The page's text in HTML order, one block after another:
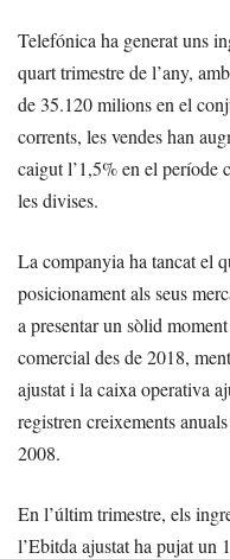
Telefónica ha generat uns
quart trimestre de l’any,
de 35.120 milions en el
corrents, les vendes han
caigut l’1,5% en el període
les divises.
La companyia ha tancat el
posicionament als seus
a presentar un sòlid
comercial des de 2018,
ajustat i la caixa operativa
registren creixements
2008.
En l’últim trimestre, els
l’Ebitda ajustat ha pujat un